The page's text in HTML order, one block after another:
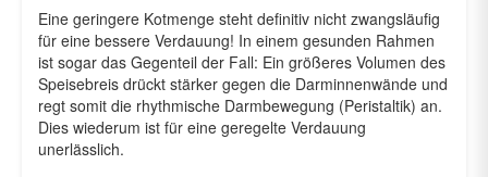
Eine geringere Kotmenge steht definitiv nicht zwangsläufig
für eine bessere Verdauung! In einem gesunden Rahmen
ist sogar das Gegenteil der Fall: Ein größeres Volumen des
Speisebreis drückt stärker gegen die Darminnenwände und
regt somit die rhythmische Darmbewegung (Peristaltik) an.
Dies wiederum ist für eine geregelte Verdauung
unerlässlich.